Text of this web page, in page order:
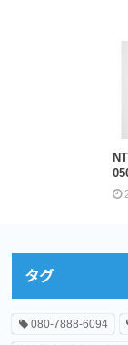
タグ
080-7888-6094